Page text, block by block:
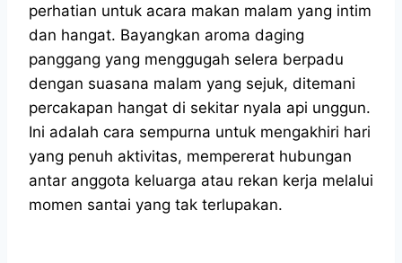
perhatian untuk acara makan malam yang intim
dan hangat. Bayangkan aroma daging
panggang yang menggugah selera berpadu
dengan suasana malam yang sejuk, ditemani
percakapan hangat di sekitar nyala api unggun.
Ini adalah cara sempurna untuk mengakhiri hari
yang penuh aktivitas, mempererat hubungan
antar anggota keluarga atau rekan kerja melalui
momen santai yang tak terlupakan.